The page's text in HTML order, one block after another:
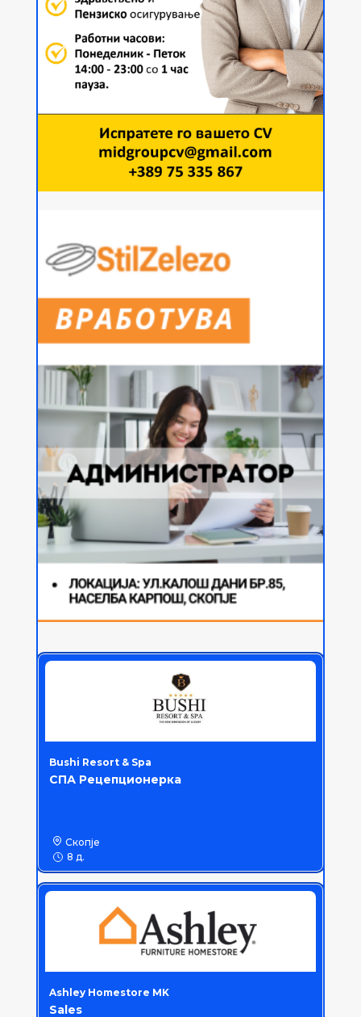
Bushi Resort & Spa
СПА Рецепционерка
Скопје
8 д.
Ashley Homestore MK
Sales